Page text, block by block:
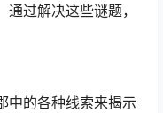
过解决这些谜题，
中的各种线索来揭示